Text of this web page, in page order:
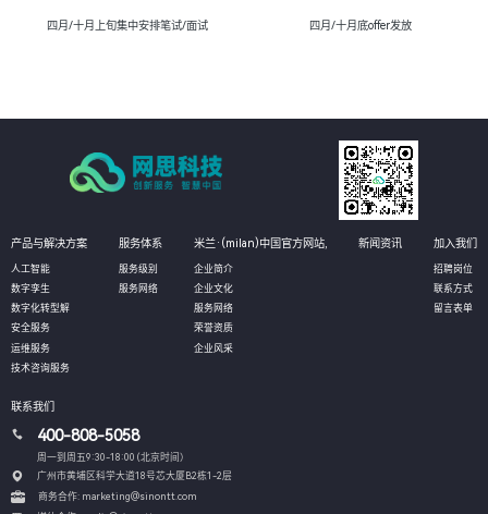
四月/十月上旬集中安排笔试/面试 四月/十月底offer发放
产品与解决方案
人工智能
数字孪生
数字化转型解
安全服务
运维服务
技术咨询服务
服务体系
服务级别
服务网络
米兰·(milan)中国官方网站,
企业简介
企业文化
服务网络
荣誉资质
企业风采
新闻资讯 加入我们
招聘岗位
联系方式
留言表单
联系我们
400-808-5058
周一到周五9:30-18:00 (北京时间）
广州市黄埔区科学大道18号芯大厦B2栋1-2层
商务合作: marketing@sinontt.com